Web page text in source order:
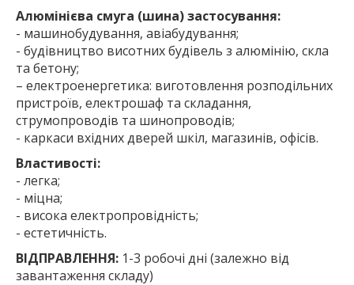
Алюмінієва смуга (шина) застосування:
- машинобудування, авіабудування;
- будівництво висотних будівель з алюмінію, скла
та бетону;
– електроенергетика: виготовлення розподільних
пристроїв, електрошаф та складання,
струмопроводів та шинопроводів;
- каркаси вхідних дверей шкіл, магазинів, офісів.
Властивості:
- легка;
- міцна;
- висока електропровідність;
- естетичність.
ВІДПРАВЛЕННЯ: 1-3 робочі дні (залежно від
завантаження складу)